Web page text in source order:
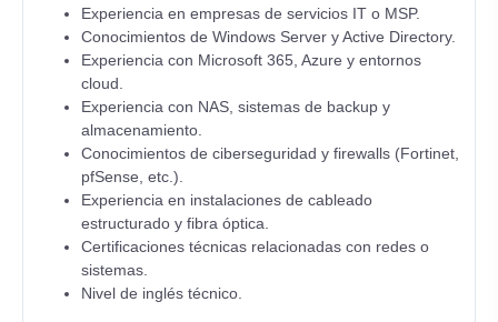
Experiencia en empresas de servicios IT o MSP.
Conocimientos de Windows Server y Active Directory.
Experiencia con Microsoft 365, Azure y entornos
cloud.
Experiencia con NAS, sistemas de backup y
almacenamiento.
Conocimientos de ciberseguridad y firewalls (Fortinet,
pfSense, etc.).
Experiencia en instalaciones de cableado
estructurado y fibra óptica.
Certificaciones técnicas relacionadas con redes o
sistemas.
Nivel de inglés técnico.